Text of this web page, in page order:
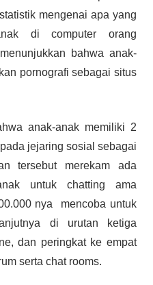
mengenai apa yang
di computer orang
bahwa anak-
pornografi sebagai situs
anak-anak memiliki 2
jejaring sosial sebagai
tersebut merekam ada
untuk chatting ama
nya mencoba untuk
di urutan ketiga
dan peringkat ke empat
serta chat rooms.